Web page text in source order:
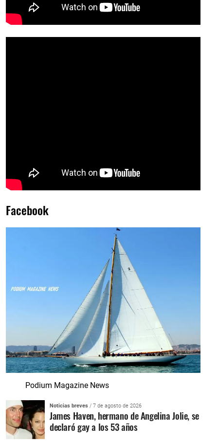
Facebook
Podium Magazine News
Noticias breves / 7 de agosto de 2026
James Haven, hermano de Angelina Jolie, se
declaró gay a los 53 años